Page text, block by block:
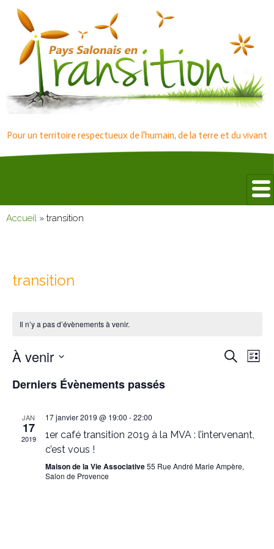
Pour un territoire respectueux de l'humain, de la terre et du vivant
Accueil » transition
transition
Il n’y a pas d’évènements à venir.
Recherche
de
Liste
À venir
une
Derniers Évènements passés
JAN
17
2019
17 janvier 2019 @ 19:00 -22:00
1er café transition 2019 à la MVA : l’intervenant,
c’est vous !
Maison de la Vie Associative55 Rue André Marie Ampère,
Salon de Provence